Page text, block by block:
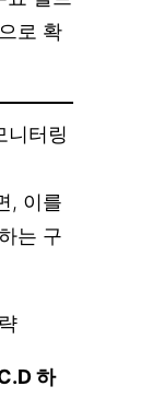
로 확
니터링
, 이를
는 구
하